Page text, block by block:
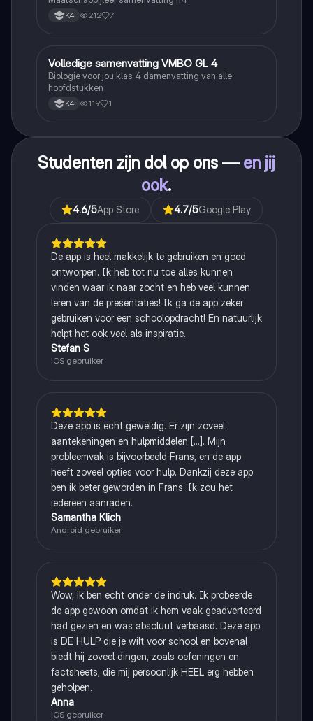
K4 212 7
Biologie
Volledige samenvatting VMBO GL 4
Biologie voor jou klas 4 damenvatting van alle
hoofdstukken
K4 119 1
Studenten zijn dol op ons — en jij
ook.
4.6/5App Store 4.7/5Google Play
De app is heel makkelijk te gebruiken en goed
ontworpen. Ik heb tot nu toe alles kunnen
vinden waar ik naar zocht en heb veel kunnen
leren van de presentaties! Ik ga de app zeker
gebruiken voor een schoolopdracht! En natuurlijk
helpt het ook veel als inspiratie.
Stefan S
iOS gebruiker
Deze app is echt geweldig. Er zijn zoveel
aantekeningen en hulpmiddelen [...]. Mijn
probleemvak is bijvoorbeeld Frans, en de app
heeft zoveel opties voor hulp. Dankzij deze app
ben ik beter geworden in Frans. Ik zou het
iedereen aanraden.
Samantha Klich
Android gebruiker
Wow, ik ben echt onder de indruk. Ik probeerde
de app gewoon omdat ik hem vaak geadverteerd
had gezien en was absoluut verbaasd. Deze app
is DE HULP die je wilt voor school en bovenal
biedt hij zoveel dingen, zoals oefeningen en
factsheets, die mij persoonlijk HEEL erg hebben
geholpen.
Anna
iOS gebruiker